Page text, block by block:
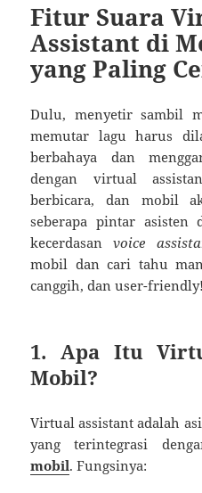
Fitur Suara
Assistant di
yang Paling
Dulu, menyetir sambil
memutar lagu harus
berbahaya dan
dengan virtual
berbicara, dan mobil
seberapa pintar
kecerdasanvoice
mobil dan cari tahu
canggih, dan user-friendly!
1. Apa Itu
Mobil?
Virtual assistant adalah
yang terintegrasi
mobil. Fungsinya: